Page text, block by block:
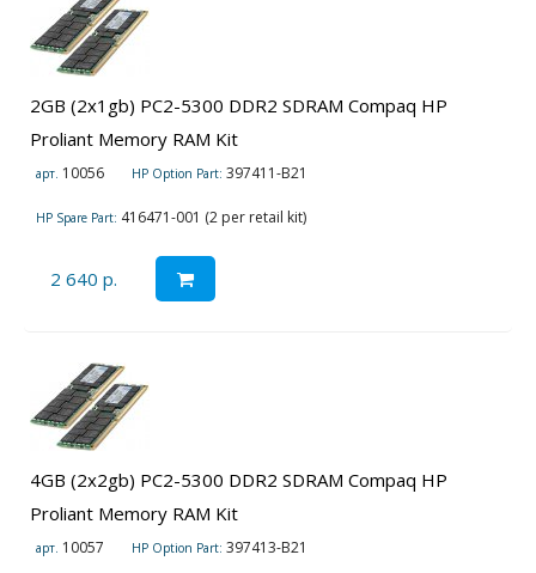
2GB (2x1gb) PC2-5300 DDR2 SDRAM Compaq HP
Proliant Memory RAM Kit
арт. 10056 HP Option Part: 397411-B21
HP Spare Part: 416471-001 (2 per retail kit)
2 640 р.
4GB (2x2gb) PC2-5300 DDR2 SDRAM Compaq HP
Proliant Memory RAM Kit
арт. 10057 HP Option Part: 397413-B21